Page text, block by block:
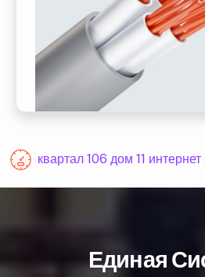
квартал 106 дом 11
Единая